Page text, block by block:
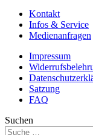
Kontakt
Infos & Service
Medienanfragen
Impressum
Satzung
FAQ
Suchen